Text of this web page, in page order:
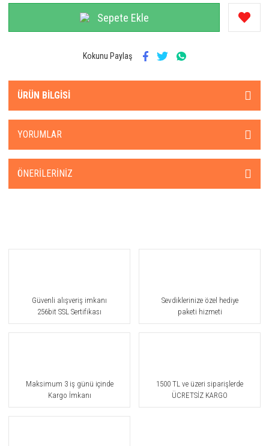
Sepete Ekle
Kokunu Paylaş
ÜRÜN BILGISI
YORUMLAR
ÖNERILERINIZ
Güvenli alışveriş imkanı
256bit SSL Sertifikası
Sevdiklerinize özel hediye
paketi hizmeti
Maksimum 3 iş günü içinde
Kargo İmkanı
1500 TL ve üzeri siparişlerde
ÜCRETSİZ KARGO